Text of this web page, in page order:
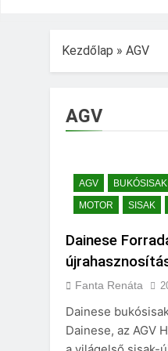
Kezdőlap » AGV
AGV
AGV BUKÓSISAK
MOTOR
SISAK
Dainese
Fanta Renáta
Dainese
Dainese, az AGV